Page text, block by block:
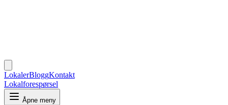
LokalerBloggKontakt
Lokalforespørsel
Åpne meny